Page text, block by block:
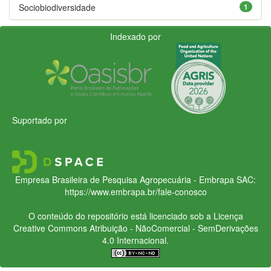
1
Sociobiodiversidade
Indexado por
Suportado por
Empresa Brasileira de Pesquisa Agropecuária - Embrapa SAC:
https://www.embrapa.br/fale-conosco
O conteúdo do repositório está licenciado sob a Licença
Creative CommonsAtribuição - NãoComercial - SemDerivações
4.0 Internacional.